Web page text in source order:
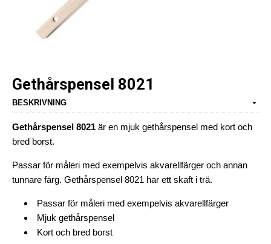
Gethårspensel 8021
BESKRIVNING
Gethårspensel 8021 är en mjuk gethårspensel med kort och
bred borst.
Passar för måleri med exempelvis akvarellfärger och annan
tunnare färg. Gethårspensel 8021 har ett skaft i trä.
Passar för måleri med exempelvis akvarellfärger
Mjuk gethårspensel
Kort och bred borst